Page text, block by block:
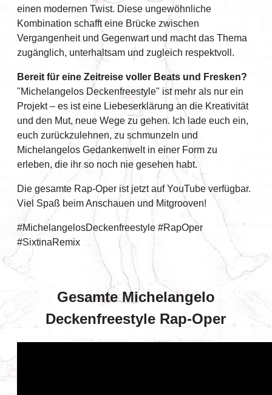
einen modernen Twist. Diese ungewöhnliche
Kombination schafft eine Brücke zwischen
Vergangenheit und Gegenwart und macht das Thema
zugänglich, unterhaltsam und zugleich respektvoll.
Bereit für eine Zeitreise voller Beats und Fresken?
"Michelangelos Deckenfreestyle" ist mehr als nur ein
Projekt – es ist eine Liebeserklärung an die Kreativität
und den Mut, neue Wege zu gehen. Ich lade euch ein,
euch zurückzulehnen, zu schmunzeln und
Michelangelos Gedankenwelt in einer Form zu
erleben, die ihr so noch nie gesehen habt.
Die gesamte Rap-Oper ist jetzt auf YouTube verfügbar.
Viel Spaß beim Anschauen und Mitgrooven!
#MichelangelosDeckenfreestyle #RapOper
#SixtinaRemix
Gesamte Michelangelo
Deckenfreestyle Rap-Oper